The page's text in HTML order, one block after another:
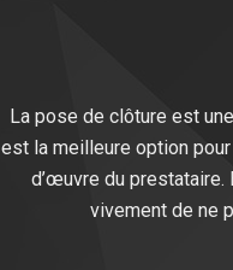
La pose de clôture est
est la meilleure option
d’œuvre du
vivement de ne